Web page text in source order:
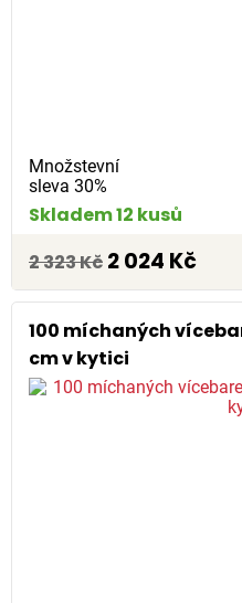
Množstevní
sleva 30%
Skladem 12 kusů
2 323 Kč 2 024 Kč
100 míchaných
cm v kytici